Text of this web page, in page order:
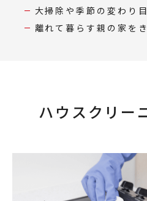
大掃除や季節の変わり
離れて暮らす親の家を
ハウスクリー